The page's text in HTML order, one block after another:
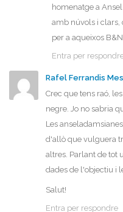
homenatge a
amb núvols i clars,
per a aqueixos
Entra per
Rafel Ferrandis
Crec que tens raó,
negre. Jo no sabria
Les
d'allò que vulguera
altres. Parlant de tot
dades de l'objectiu i
Salut!
Entra per respondre